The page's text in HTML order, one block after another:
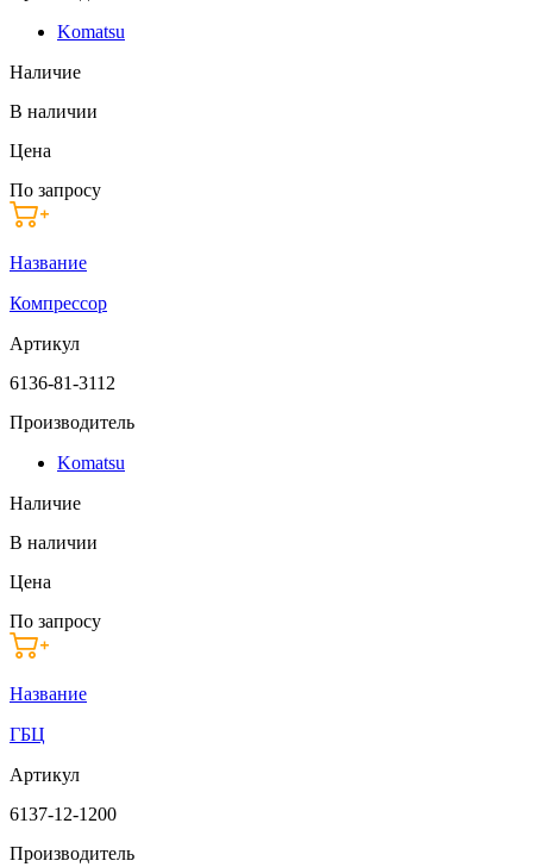
Komatsu
Наличие
В наличии
Цена
По запросу
Название
Компрессор
Артикул
6136-81-3112
Производитель
Komatsu
Наличие
В наличии
Цена
По запросу
Название
ГБЦ
Артикул
6137-12-1200
Производитель